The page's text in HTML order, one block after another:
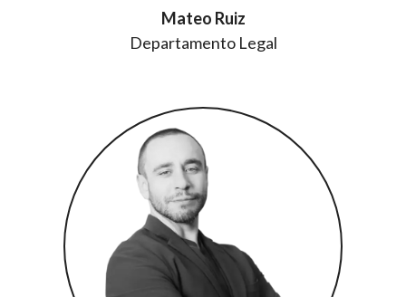
Mateo Ruiz
Departamento Legal